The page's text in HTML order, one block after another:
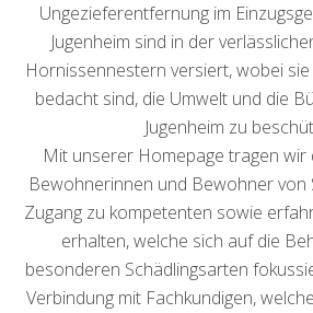
Ungezieferentfernung im
Jugenheim sind in der
Hornissennestern versiert, wobei
bedacht sind, die Umwelt und die
Jugenheim zu
Mit unserer Homepage tragen wir
Bewohnerinnen und Bewohner von
Zugang zu kompetenten sowie
erhalten, welche sich auf die
besonderen Schädlingsarten
Verbindung mit Fachkundigen,